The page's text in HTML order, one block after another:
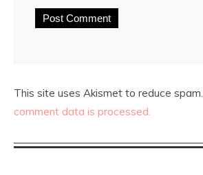
This site uses Akismet to reduce spam.
comment data is processed.